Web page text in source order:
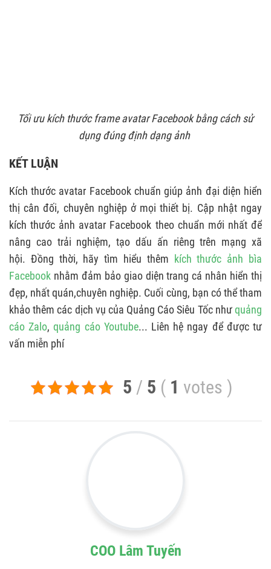
Tối ưu kích thước frame avatar Facebook bằng cách sử
dụng đúng định dạng ảnh
KẾT LUẬN
Kích thước avatar Facebook chuẩn giúp ảnh đại diện hiển
thị cân đối, chuyên nghiệp ở mọi thiết bị. Cập nhật ngay
kích thước ảnh avatar Facebook theo chuẩn mới nhất để
nâng cao trải nghiệm, tạo dấu ấn riêng trên mạng xã
hội. Đồng thời, hãy tìm hiểu thêm kích thước ảnh bìa
Facebook nhằm đảm bảo giao diện trang cá nhân hiển thị
đẹp, nhất quán,chuyên nghiệp. Cuối cùng, bạn có thể tham
khảo thêm các dịch vụ của Quảng Cáo Siêu Tốc nhưquảng
cáo Zalo,quảng cáo Youtube... Liên hệ ngay để được tư
vấn miễn phí
5 / 5 ( 1 votes )
COO Lâm Tuyến